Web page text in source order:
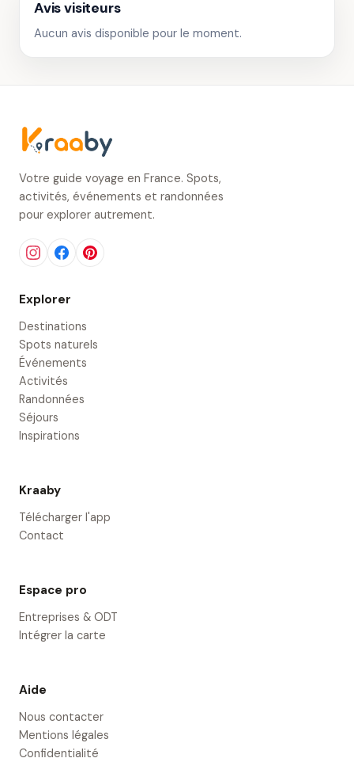
Avis visiteurs
Aucun avis disponible pour le moment.
Votre guide voyage en France. Spots,
activités, événements et randonnées
pour explorer autrement.
Explorer
Destinations
Spots naturels
Événements
Activités
Randonnées
Séjours
Inspirations
Kraaby
Télécharger l'app
Contact
Espace pro
Entreprises & ODT
Intégrer la carte
Aide
Nous contacter
Mentions légales
Confidentialité